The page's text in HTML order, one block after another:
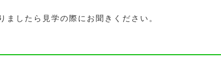
したら見学の際にお聞きください。